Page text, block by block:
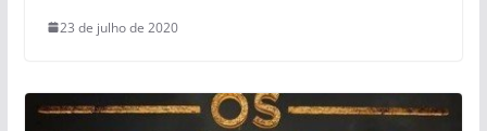
23 de julho de 2020